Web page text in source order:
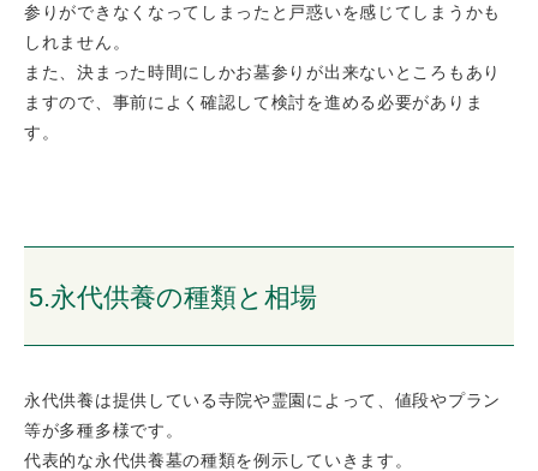
参りができなくなってしまったと戸惑いを感じてしまうかも
しれません。
また、決まった時間にしかお墓参りが出来ないところもあり
ますので、事前によく確認して検討を進める必要がありま
す。
5.永代供養の種類と相場
永代供養は提供している寺院や霊園によって、値段やプラン
等が多種多様です。
代表的な永代供養墓の種類を例示していきます。